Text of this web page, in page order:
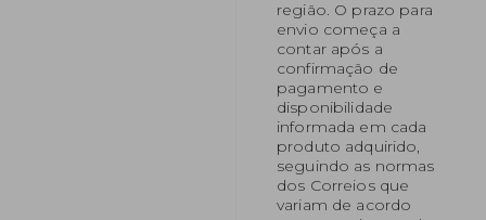
região. O prazo para
envio começa a
contar após a
confirmação de
pagamento e
disponibilidade
informada em cada
produto adquirido,
seguindo as normas
dos Correios que
variam de acordo